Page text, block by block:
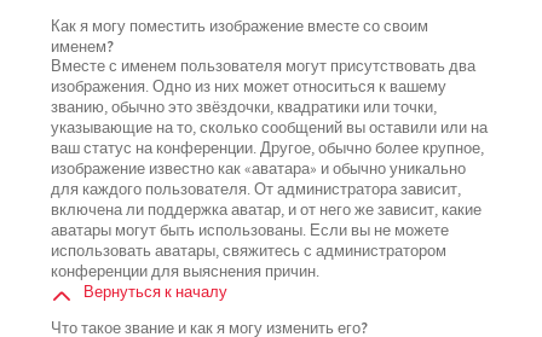
Как я могу поместить изображение вместе со своим
именем?
Вместе с именем пользователя могут присутствовать два
изображения. Одно из них может относиться к вашему
званию, обычно это звёздочки, квадратики или точки,
указывающие на то, сколько сообщений вы оставили или на
ваш статус на конференции. Другое, обычно более крупное,
изображение известно как «аватара» и обычно уникально
для каждого пользователя. От администратора зависит,
включена ли поддержка аватар, и от него же зависит, какие
аватары могут быть использованы. Если вы не можете
использовать аватары, свяжитесь с администратором
конференции для выяснения причин.
Вернуться к началу
Что такое звание и как я могу изменить его?